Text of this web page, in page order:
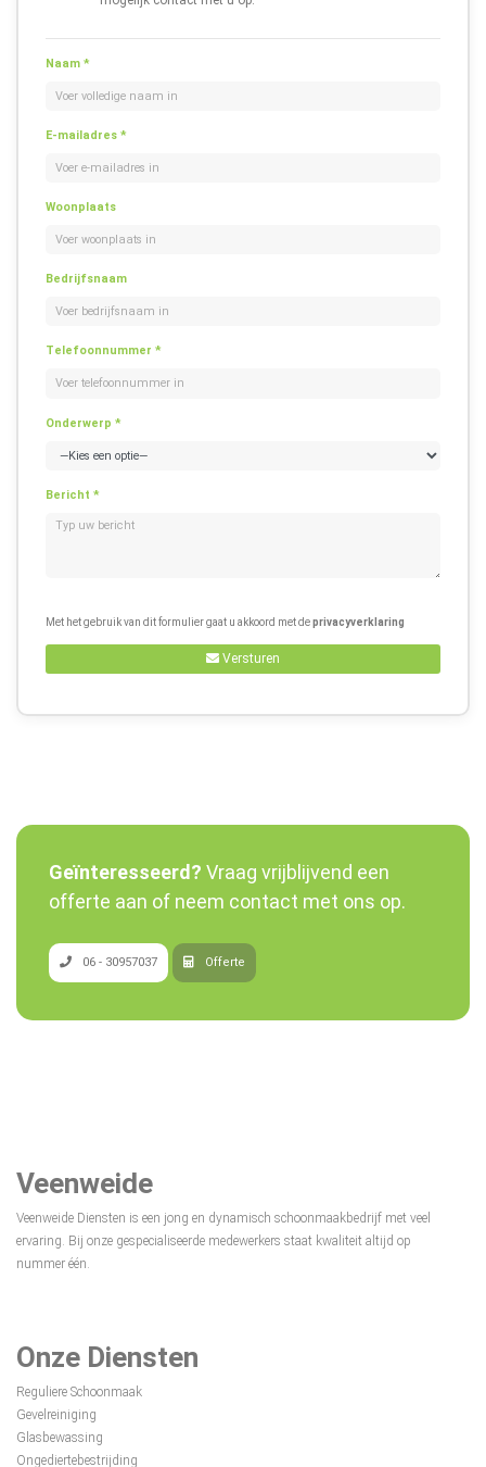
Naam *
E-mailadres *
Woonplaats
Bedrijfsnaam
Telefoonnummer *
Onderwerp *
Bericht *
Met het gebruik van dit formulier gaat u akkoord met deprivacyverklaring
Versturen
Geïnteresseerd? Vraag vrijblijvend een
offerte aan of neem contact met ons op.
06 - 30957037 Offerte
Veenweide
Veenweide Diensten is een jong en dynamisch schoonmaakbedrijf met veel
ervaring. Bij onze gespecialiseerde medewerkers staat kwaliteit altijd op
nummer één.
Onze Diensten
Reguliere Schoonmaak
Gevelreiniging
Glasbewassing
Ongediertebestrijding